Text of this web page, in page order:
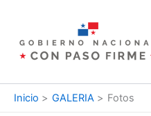
contenido
Inicio GALERIA Fotos